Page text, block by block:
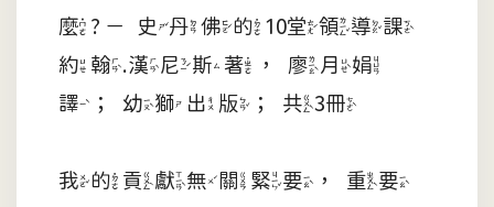
麼? －史丹佛的10堂領導課
約翰.漢尼斯著，廖月娟
譯；幼獅出版；共3冊
我的貢獻無關緊要，重要